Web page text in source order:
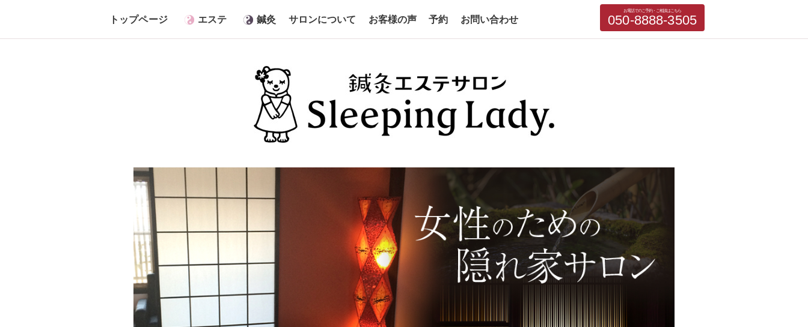
トップページ エステ 鍼灸 サロンについて お客様の声 予約 お問い合わせ
お電話でのご予約・ご相談はこちら
050-8888-3505